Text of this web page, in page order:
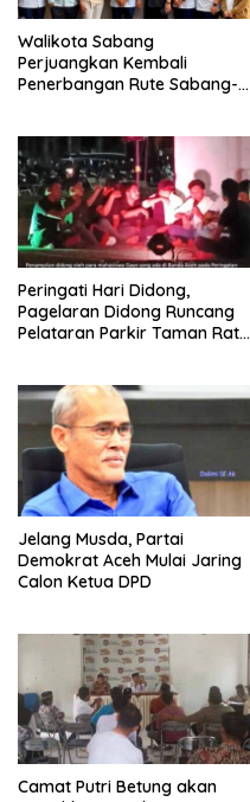
Walikota Sabang
Perjuangkan Kembali
Penerbangan Rute Sabang-
Peringati Hari Didong,
Pagelaran Didong Runcang
Pelataran Parkir Taman Ratu
Jelang Musda, Partai
Demokrat Aceh Mulai Jaring
Calon Ketua DPD
Camat Putri Betung akan